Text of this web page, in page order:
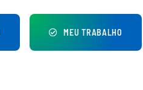
MEU TRABALHO